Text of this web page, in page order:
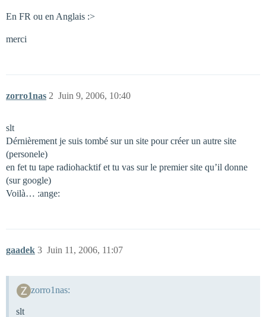
En FR ou en Anglais :>
merci
zorro1nas Juin 9, 2006, 10:40
2
slt
Dérnièrement je suis tombé sur un site pour créer un autre site
(personele)
en fet tu tape radiohacktif et tu vas sur le premier site qu’il donne
(sur google)
Voilà… :ange:
gaadek Juin 11, 2006, 11:07
3
zorro1nas:
slt